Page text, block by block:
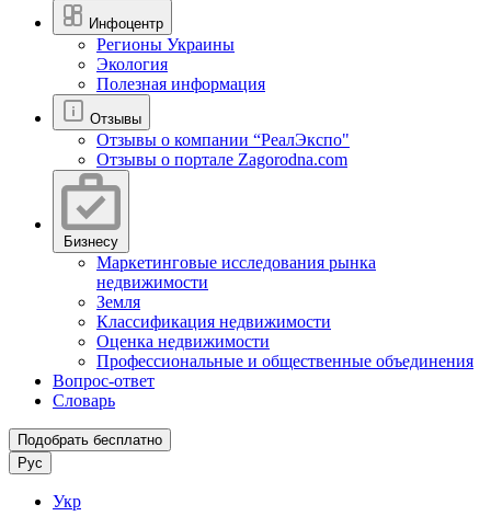
Инфоцентр
Регионы Украины
Экология
Полезная информация
Отзывы
Отзывы о компании “РеалЭкспо"
Отзывы о портале Zagorodna.com
Бизнесу
Маркетинговые исследования рынка
недвижимости
Земля
Классификация недвижимости
Оценка недвижимости
Профессиональные и общественные объединения
Вопрос-ответ
Словарь
Подобрать бесплатно
Рус
Укр